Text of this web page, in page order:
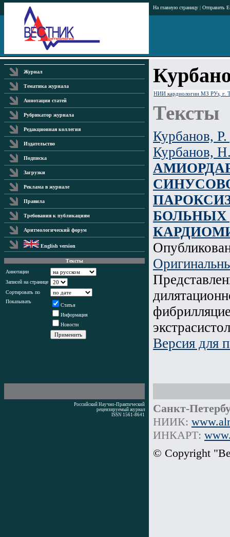
На главную страницу | Отправить
Журнал
Тематика журнала
Аннотации статей
Рубрикатор журнала
Редакционная коллегия
Издательство
Подписка
Загрузки
Реклама в журнале
Правила
Требования к публикациям
Аритмологический форум
English version
Тексты
Аннотации
Записей на странице
Сортировать по
Показывать
Статья
Информация
Новости
НИИ кардиологии МЗ РУз, г.
Тексты
Курбанов,
Курбанов,
Версия для
Российский Научно-Практический
рецензируемый журнал
ISSN 1561-8641
Санкт-
НИИК:
ИНКАРТ:
© Copyright